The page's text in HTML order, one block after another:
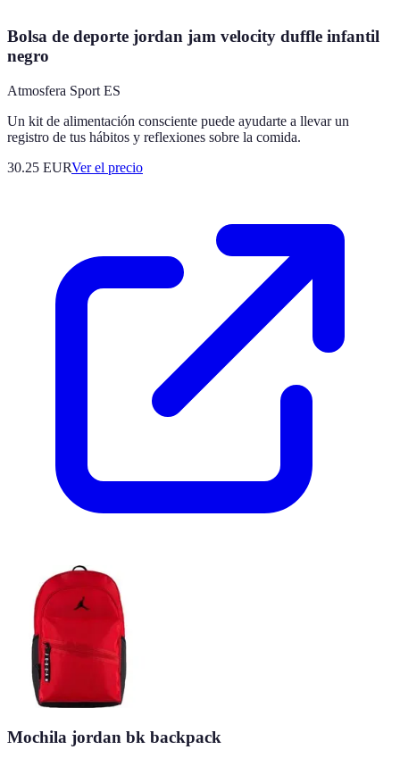
Bolsa de deporte jordan jam velocity duffle infantil
negro
Atmosfera Sport ES
Un kit de alimentación consciente puede ayudarte a llevar un
registro de tus hábitos y reflexiones sobre la comida.
30.25 EURVer el precio
Mochila jordan bk backpack